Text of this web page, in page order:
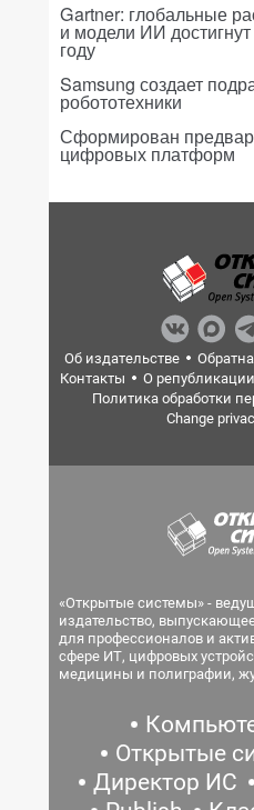
Gartner: глобальные
и модели ИИ
году
Samsung создает
робототехники
Сформирован
цифровых платформ
Об издательстве
Контакты
О републикации
Политика обработки
Change
«Открытые системы» -
издательство,
для профессионалов и
сфере ИТ, цифровых
медицины и полиграфии,
Открытые
Директор ИС